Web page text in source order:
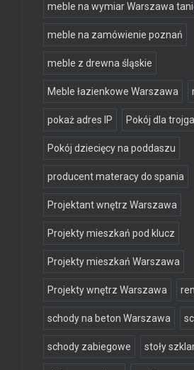
meble na wymiar Warszawa
meble na zamówienie poznań
meble z drewna śląskie
Meble łazienkowe Warszawa
pokaż adres IP Pokój dla
Pokój dziecięcy na poddaszu
producent materacy do spania
Projektant wnętrz Warszawa
Projekty mieszkań pod klucz
Projekty mieszkań Warszawa
Projekty wnętrz Warszawa
schody na beton Warszawa
schody zabiegowe stoły